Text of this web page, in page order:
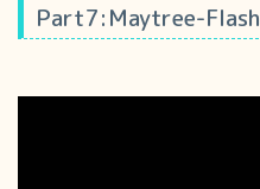
Part7:Maytree-Flash